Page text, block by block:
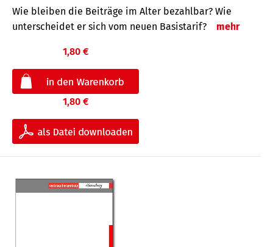
Wie bleiben die Beiträge im Alter bezahlbar? Wie
unterscheidet er sich vom neuen Basistarif?
mehr
1,80 €
1,80 €